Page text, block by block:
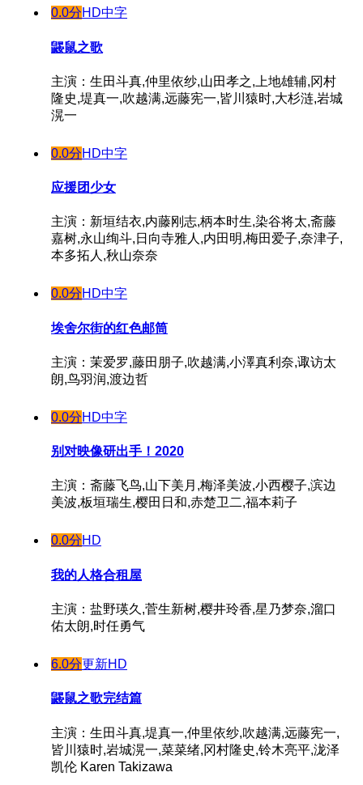
0.0分HD中字
鼹鼠之歌
主演：生田斗真,仲里依纱,山田孝之,上地雄辅,冈村
隆史,堤真一,吹越满,远藤宪一,皆川猿时,大杉涟,岩城
滉一
0.0分HD中字
应援团少女
主演：新垣结衣,内藤刚志,柄本时生,染谷将太,斋藤
嘉树,永山绚斗,日向寺雅人,内田明,梅田爱子,奈津子,
本多拓人,秋山奈奈
0.0分HD中字
埃舍尔街的红色邮筒
主演：茉爱罗,藤田朋子,吹越满,小澤真利奈,诹访太
朗,鸟羽润,渡边哲
0.0分HD中字
别对映像研出手！2020
主演：斋藤飞鸟,山下美月,梅泽美波,小西樱子,滨边
美波,板垣瑞生,樱田日和,赤楚卫二,福本莉子
0.0分HD
我的人格合租屋
主演：盐野瑛久,菅生新树,樱井玲香,星乃梦奈,溜口
佑太朗,时任勇气
6.0分更新HD
鼹鼠之歌完结篇
主演：生田斗真,堤真一,仲里依纱,吹越满,远藤宪一,
皆川猿时,岩城滉一,菜菜绪,冈村隆史,铃木亮平,泷泽
凯伦 Karen Takizawa